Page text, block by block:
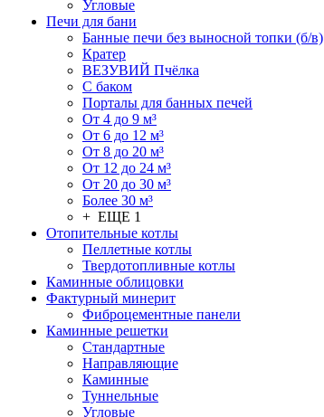
Угловые
Печи для бани
Банные печи без выносной топки (б/в)
Кратер
ВЕЗУВИЙ Пчёлка
С баком
Порталы для банных печей
От 4 до 9 м³
От 6 до 12 м³
От 8 до 20 м³
От 12 до 24 м³
От 20 до 30 м³
Более 30 м³
+ ЕЩЕ 1
Отопительные котлы
Пеллетные котлы
Твердотопливные котлы
Каминные облицовки
Фактурный минерит
Фиброцементные панели
Каминные решетки
Стандартные
Направляющие
Каминные
Туннельные
Угловые